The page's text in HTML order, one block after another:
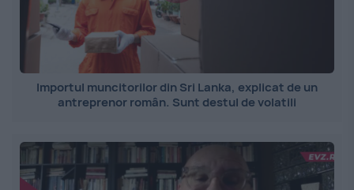
Importul muncitorilor din Sri Lanka, explicat de un
antreprenor român. Sunt destul de volatili